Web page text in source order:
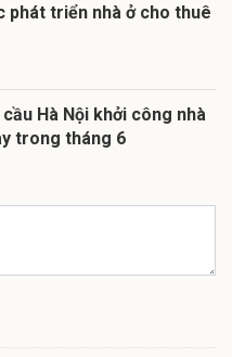
phát triển nhà ở cho thuê
Hà Nội khởi công nhà
trong tháng 6